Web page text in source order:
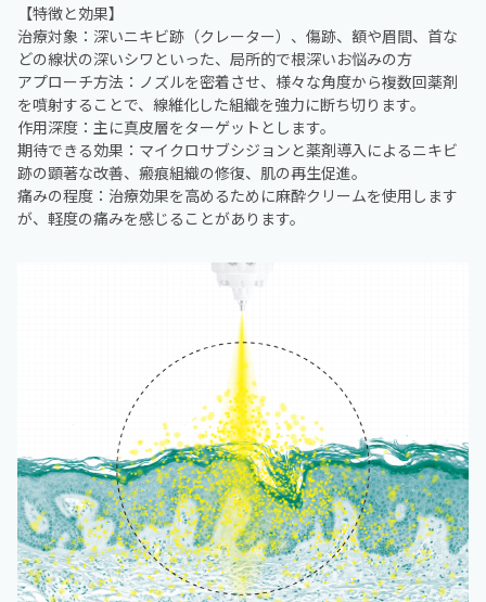
【特徴と効果】
治療対象：深いニキビ跡（クレーター）、傷跡、額や眉間、首な
どの線状の深いシワといった、局所的で根深いお悩みの方
アプローチ方法：ノズルを密着させ、様々な角度から複数回薬剤
を噴射することで、線維化した組織を強力に断ち切ります。
作用深度：主に真皮層をターゲットとします。
期待できる効果：マイクロサブシジョンと薬剤導入によるニキビ
跡の顕著な改善、瘢痕組織の修復、肌の再生促進。
痛みの程度：治療効果を高めるために麻酔クリームを使用します
が、軽度の痛みを感じることがあります。